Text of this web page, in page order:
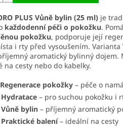
PLUS Vůně bylin (25 ml)je
každodenní péči o pokožku.
pokožku, podporuje její
i rty před vysoušením. Varianta
aromatický bylinný dojem.
na cesty nebo do kabelky.
pokožky– péče o
Hydratace– pro suchou pokožku i
Vůně bylin– příjemný aromatický
Praktické balení– ideální na cesty